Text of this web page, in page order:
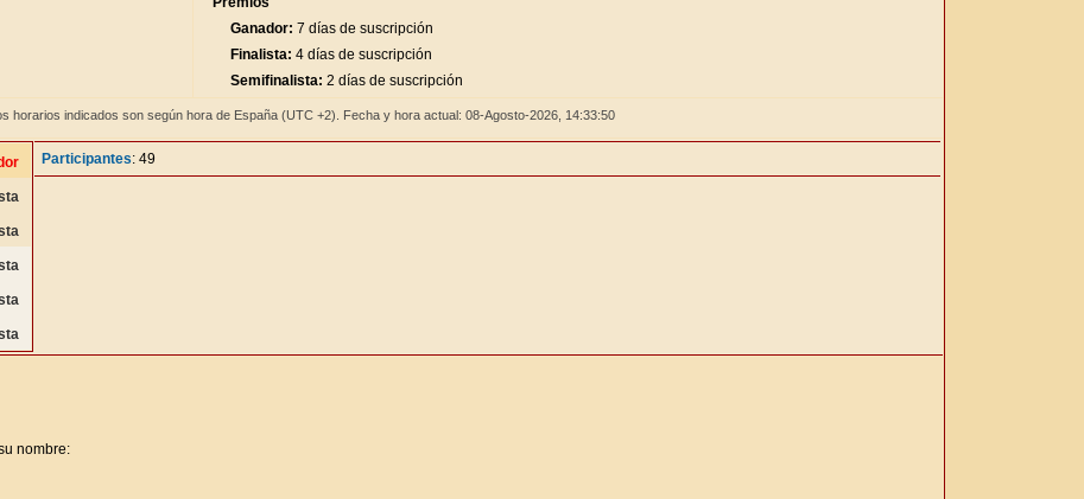
Ganador: 7 días de suscripción
Finalista: 4 días de suscripción
Semifinalista: 2 días de suscripción
horarios indicados son según hora de España (UTC +2). Fecha y hora actual: 08-Agosto-2026, 14:33:50
Participantes: 49
nombre: